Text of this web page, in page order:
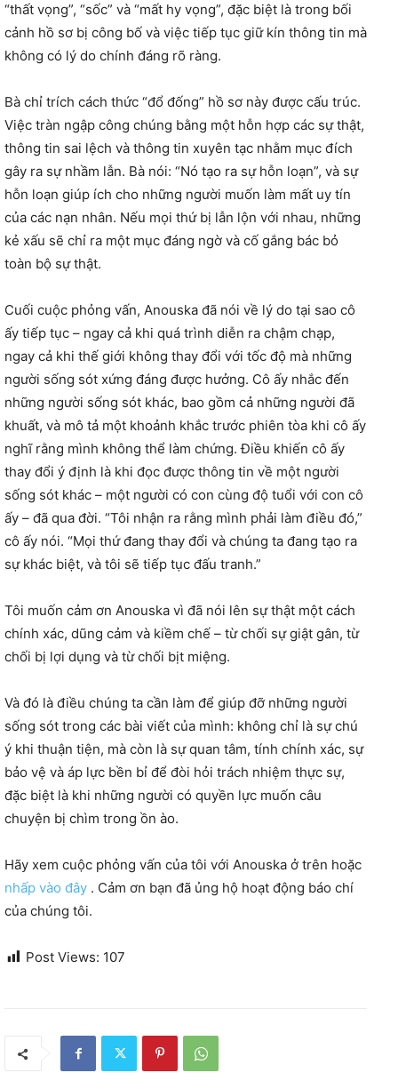
“thất vọng”, “sốc” và “mất hy vọng”, đặc biệt là trong bối
cảnh hồ sơ bị công bố và việc tiếp tục giữ kín thông tin mà
không có lý do chính đáng rõ ràng.
Bà chỉ trích cách thức “đổ đống” hồ sơ này được cấu trúc.
Việc tràn ngập công chúng bằng một hỗn hợp các sự thật,
thông tin sai lệch và thông tin xuyên tạc nhằm mục đích
gây ra sự nhầm lẫn. Bà nói: “Nó tạo ra sự hỗn loạn”, và sự
hỗn loạn giúp ích cho những người muốn làm mất uy tín
của các nạn nhân. Nếu mọi thứ bị lẫn lộn với nhau, những
kẻ xấu sẽ chỉ ra một mục đáng ngờ và cố gắng bác bỏ
toàn bộ sự thật.
Cuối cuộc phỏng vấn, Anouska đã nói về lý do tại sao cô
ấy tiếp tục – ngay cả khi quá trình diễn ra chậm chạp,
ngay cả khi thế giới không thay đổi với tốc độ mà những
người sống sót xứng đáng được hưởng. Cô ấy nhắc đến
những người sống sót khác, bao gồm cả những người đã
khuất, và mô tả một khoảnh khắc trước phiên tòa khi cô ấy
nghĩ rằng mình không thể làm chứng. Điều khiến cô ấy
thay đổi ý định là khi đọc được thông tin về một người
sống sót khác – một người có con cùng độ tuổi với con cô
ấy – đã qua đời. “Tôi nhận ra rằng mình phải làm điều đó,”
cô ấy nói. “Mọi thứ đang thay đổi và chúng ta đang tạo ra
sự khác biệt, và tôi sẽ tiếp tục đấu tranh.”
Tôi muốn cảm ơn Anouska vì đã nói lên sự thật một cách
chính xác, dũng cảm và kiềm chế – từ chối sự giật gân, từ
chối bị lợi dụng và từ chối bịt miệng.
Và đó là điều chúng ta cần làm để giúp đỡ những người
sống sót trong các bài viết của mình: không chỉ là sự chú
ý khi thuận tiện, mà còn là sự quan tâm, tính chính xác, sự
bảo vệ và áp lực bền bỉ để đòi hỏi trách nhiệm thực sự,
đặc biệt là khi những người có quyền lực muốn câu
chuyện bị chìm trong ồn ào.
Hãy xem cuộc phỏng vấn của tôi với Anouska ở trên hoặc
nhấp vào đây . Cảm ơn bạn đã ủng hộ hoạt động báo chí
của chúng tôi.
Post Views: 107